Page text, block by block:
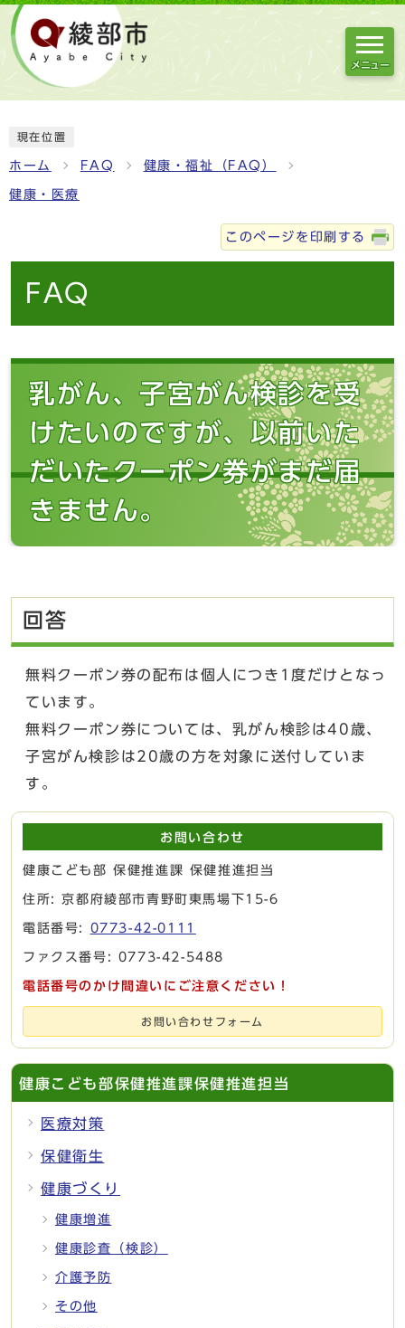
メニュー
現在位置
ホーム FAQ 健康・福祉（FAQ）
健康・医療
このページを印刷する
FAQ
乳がん、子宮がん検診を受
けたいのですが、以前いた
だいたクーポン券がまだ届
きません。
回答
無料クーポン券の配布は個人につき1度だけとなっ
ています。
無料クーポン券については、乳がん検診は40歳、
子宮がん検診は20歳の方を対象に送付していま
す。
お問い合わせ
健康こども部 保健推進課 保健推進担当
住所: 京都府綾部市青野町東馬場下15-6
電話番号: 0773-42-0111
ファクス番号: 0773-42-5488
電話番号のかけ間違いにご注意ください！
お問い合わせフォーム
健康こども部保健推進課保健推進担当
医療対策
保健衛生
健康づくり
健康増進
健康診査（検診）
介護予防
その他